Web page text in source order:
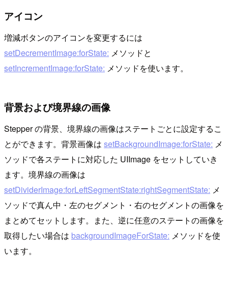
アイコン
増減ボタンのアイコンを変更するには
setDecrementImage:forState: メソッドと
setIncrementImage:forState: メソッドを使います。
背景および境界線の画像
Stepper の背景、境界線の画像はステートごとに設定するこ
とができます。背景画像は setBackgroundImage:forState: メ
ソッドで各ステートに対応した UIImage をセットしていき
ます。境界線の画像は
setDividerImage:forLeftSegmentState:rightSegmentState: メ
ソッドで真ん中・左のセグメント・右のセグメントの画像を
まとめてセットします。また、逆に任意のステートの画像を
取得したい場合は backgroundImageForState: メソッドを使
います。